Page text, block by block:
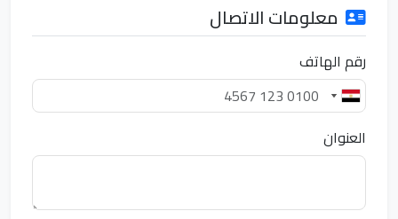
معلومات الاتصال
رقم الهاتف
العنوان